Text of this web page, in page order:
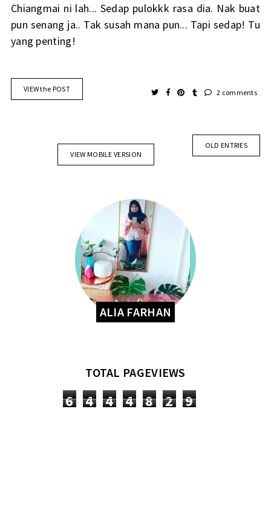
Chiangmai ni lah... Sedap pulokkk rasa dia. Nak buat
pun senang ja.. Tak susah mana pun... Tapi sedap! Tu
yang penting!
VIEW the POST 2 comments
OLD ENTRIES
VIEW MOBILE VERSION
ALIA FARHAN
TOTAL PAGEVIEWS
6 4 4 4 8 2 9